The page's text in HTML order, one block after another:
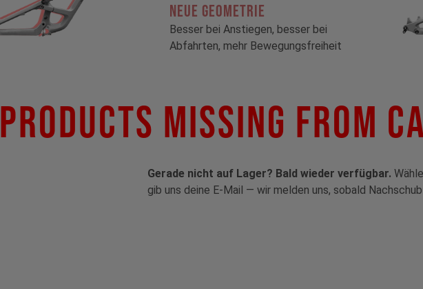
Neue Geometrie
Besser bei Anstiegen, besser bei
Abfahrten, mehr Bewegungsfreiheit
Products Missing From
Gerade nicht auf Lager? Bald wieder verfügbar.
gib uns deine E-Mail — wir melden uns, sobald